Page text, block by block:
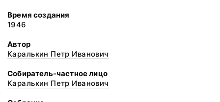
Время создания
1946
Автор
Каралькин Петр Иванович
Собиратель-частное лицо
Каралькин Петр Иванович